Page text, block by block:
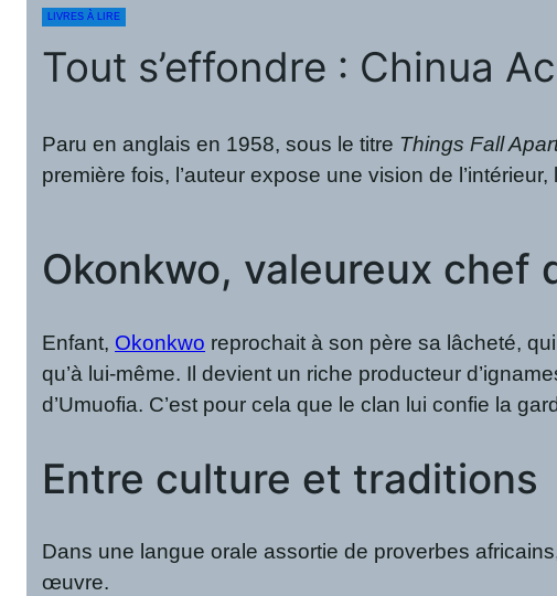
LIVRES À LIRE
Tout s’effondre : Chinua
Paru en anglais en 1958, sous le titre Things Fall
première fois, l’auteur expose une vision de
Okonkwo, valeureux chef
Enfant, Okonkwo reprochait à son père sa lâcheté,
qu’à lui-même. Il devient un riche producteur
d’Umuofia. C’est pour cela que le clan lui confie la
Entre culture et traditions
Dans une langue orale assortie de proverbes
œuvre.